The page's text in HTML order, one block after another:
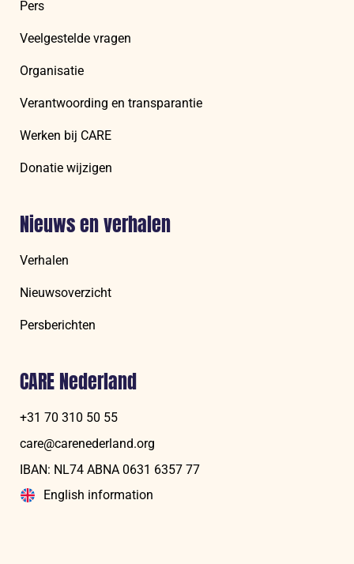
Pers
Veelgestelde vragen
Organisatie
Verantwoording en transparantie
Werken bij CARE
Donatie wijzigen
Nieuws en verhalen
Verhalen
Nieuwsoverzicht
Persberichten
CARE Nederland
+31 70 310 50 55
care@carenederland.org
IBAN: NL74 ABNA 06‍31 6‍357‍ 77
English information